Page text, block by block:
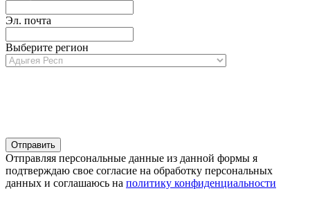
Эл. почта
Выберите регион
Отправляя персональные данные из данной формы я
подтверждаю свое согласие на обработку персональных
данных и соглашаюсь на политику конфиденциальности